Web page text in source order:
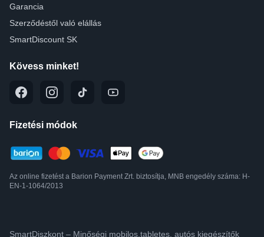
Garancia
Szerződéstől való elállás
SmartDiscount SK
Kövess minket!
Fizetési módok
Az online fizetést a Barion Payment Zrt. biztosítja, MNB engedély száma: H-
EN-1-1064/2013
SmartDiszkont – Minőségi mobilos,tabletes, autós kiegészítők